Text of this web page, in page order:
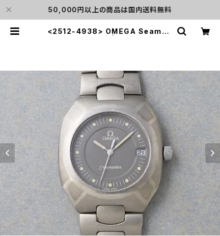
50,000円以上の商品は国内送料無料
<2512-4938> OMEGA Seamas